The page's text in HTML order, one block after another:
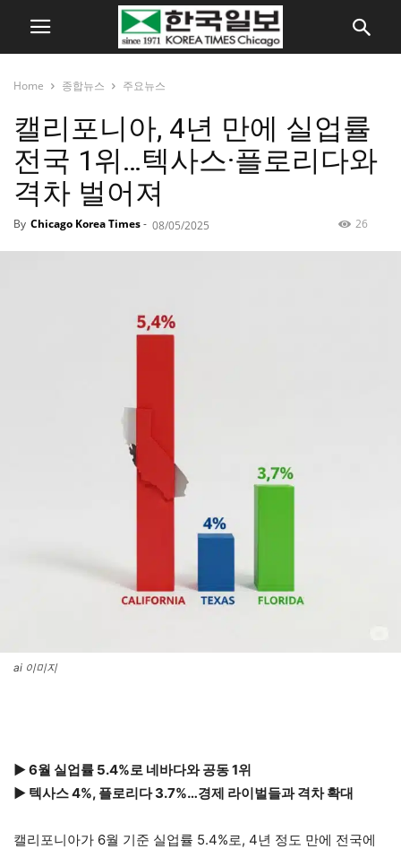
Home 종합뉴스 주요뉴스
캘리포니아, 4년 만에 실업률
전국 1위…텍사스·플로리다와
격차 벌어져
By Chicago Korea Times- 08/05/2025 26
ai 이미지
▶ 6월 실업률 5.4%로 네바다와 공동 1위
▶ 텍사스 4%, 플로리다 3.7%…경제 라이벌들과 격차 확대
캘리포니아가 6월 기준 실업률 5.4%로, 4년 정도 만에 전국에